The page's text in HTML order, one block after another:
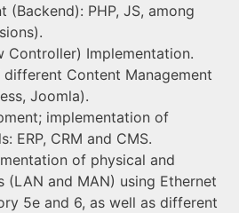
(Backend): PHP, JS, among
Controller) Implementation.
Content Management
Joomla).
implementation of
ERP, CRM and CMS.
of physical and
(LAN and MAN) using Ethernet
5e and 6, as well as different